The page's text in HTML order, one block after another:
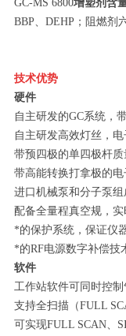
GC-MS 6800增塑剂含
BBP、DEHP；阻燃剂
技术优势
硬件
自主研发的GC系统，
自主研发高效灯丝，
带预四极的单四极杆
带高能转换打拿极的
进口机械泵和分子泵
配备全量程真空规，
*的保护系统，保证仪
*的RF电源数字补偿技
软件
工作站软件可同时控
支持全扫描（FULL
可实现FULL SCAN、